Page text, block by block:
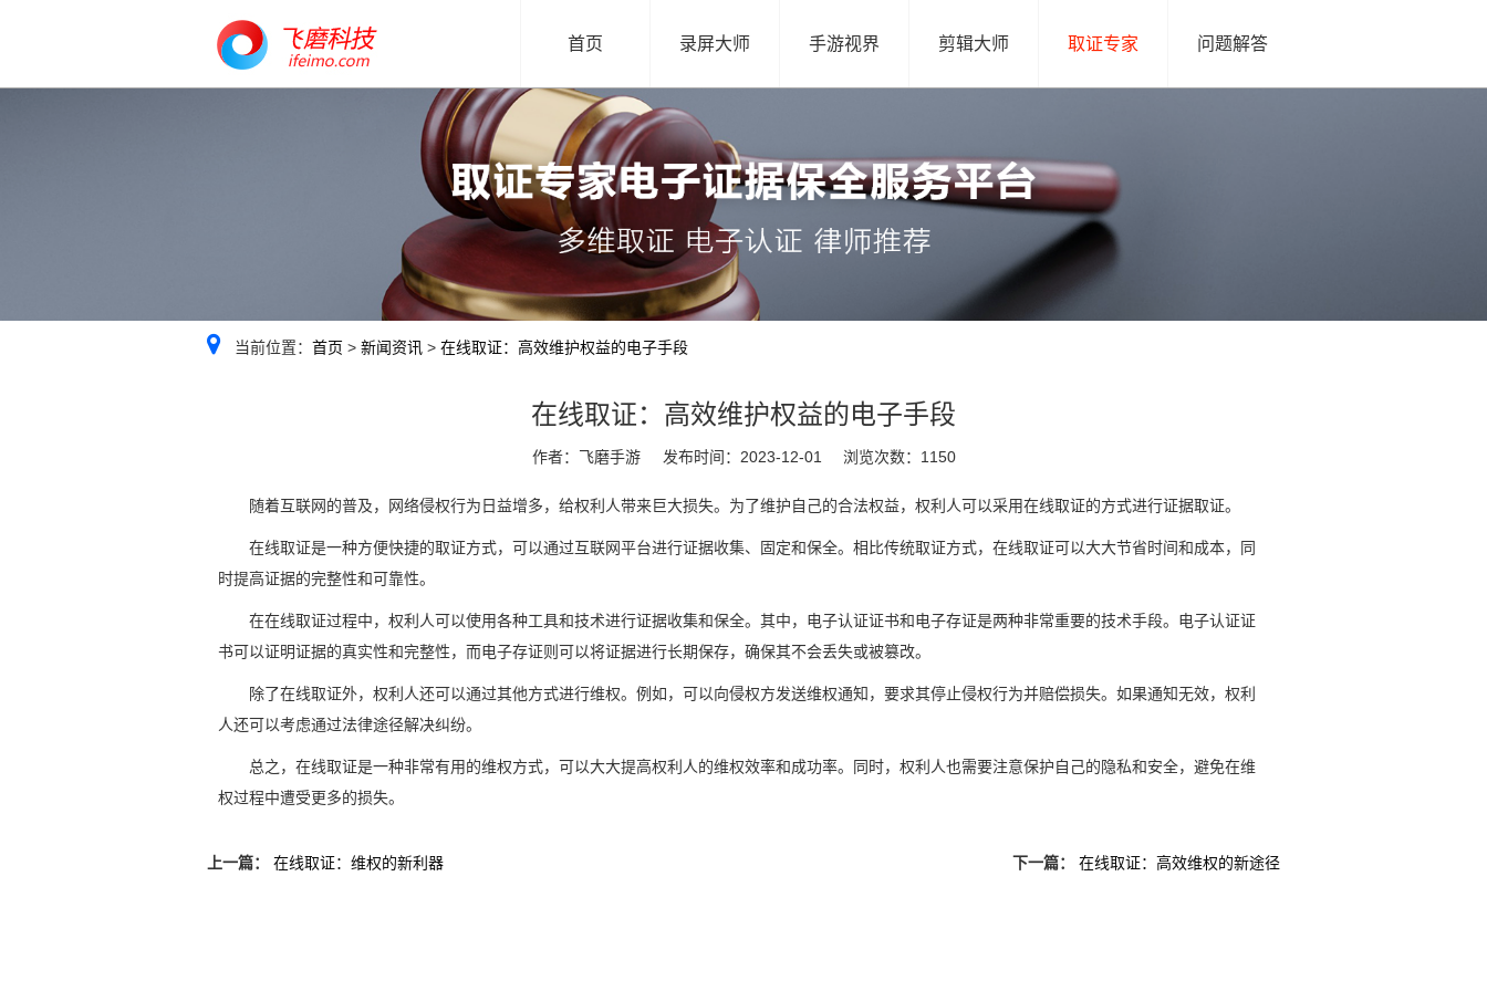
首页 录屏大师 手游视界 剪辑大师 取证专家 问题解答
当前位置： 首页 > 新闻资讯 > 在线取证：高效维护权益的电子手段
在线取证：高效维护权益的电子手段
作者：飞磨手游 发布时间：2023-12-01 浏览次数：1150
随着互联网的普及，网络侵权行为日益增多，给权利人带来巨大损失。为了维护自己的合法权益，权利人可以采用在线取证的方式进行证据取证。
在线取证是一种方便快捷的取证方式，可以通过互联网平台进行证据收集、固定和保全。相比传统取证方式，在线取证可以大大节省时间和成本，同
时提高证据的完整性和可靠性。
在在线取证过程中，权利人可以使用各种工具和技术进行证据收集和保全。其中，电子认证证书和电子存证是两种非常重要的技术手段。电子认证证
书可以证明证据的真实性和完整性，而电子存证则可以将证据进行长期保存，确保其不会丢失或被篡改。
除了在线取证外，权利人还可以通过其他方式进行维权。例如，可以向侵权方发送维权通知，要求其停止侵权行为并赔偿损失。如果通知无效，权利
人还可以考虑通过法律途径解决纠纷。
总之，在线取证是一种非常有用的维权方式，可以大大提高权利人的维权效率和成功率。同时，权利人也需要注意保护自己的隐私和安全，避免在维
权过程中遭受更多的损失。
上一篇： 在线取证：维权的新利器 下一篇： 在线取证：高效维权的新途径